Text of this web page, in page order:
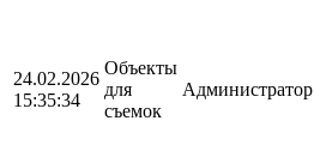
24.02.2026
15:35:34
Объекты
для
съемок
Администратор